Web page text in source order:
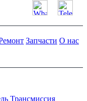
Запчасти О нас
Трансмиссия